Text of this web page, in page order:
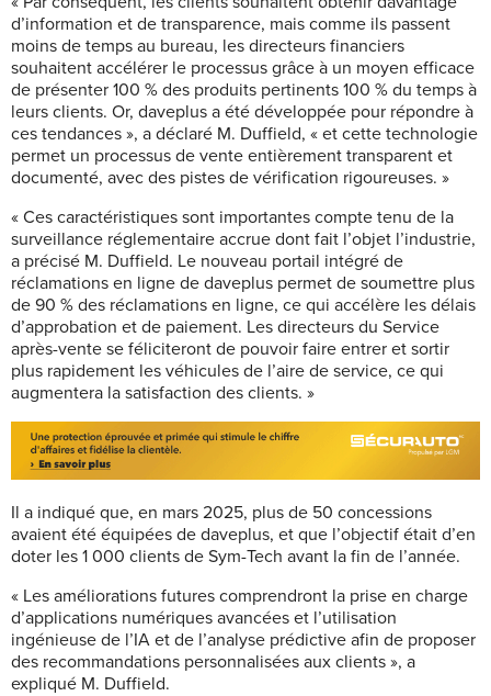
d’information et de transparence, mais comme ils passent
moins de temps au bureau, les directeurs financiers
souhaitent accélérer le processus grâce à un moyen efficace
de présenter 100 % des produits pertinents 100 % du temps à
leurs clients. Or, daveplus a été développée pour répondre à
ces tendances », a déclaré M. Duffield, « et cette technologie
permet un processus de vente entièrement transparent et
documenté, avec des pistes de vérification rigoureuses. »
« Ces caractéristiques sont importantes compte tenu de la
surveillance réglementaire accrue dont fait l’objet l’industrie,
a précisé M. Duffield. Le nouveau portail intégré de
réclamations en ligne de daveplus permet de soumettre plus
de 90 % des réclamations en ligne, ce qui accélère les délais
d’approbation et de paiement. Les directeurs du Service
après-vente se féliciteront de pouvoir faire entrer et sortir
plus rapidement les véhicules de l’aire de service, ce qui
augmentera la satisfaction des clients. »
Il a indiqué que, en mars 2025, plus de 50 concessions
avaient été équipées de daveplus, et que l’objectif était d’en
doter les 1 000 clients de Sym-Tech avant la fin de l’année.
« Les améliorations futures comprendront la prise en charge
d’applications numériques avancées et l’utilisation
ingénieuse de l’IA et de l’analyse prédictive afin de proposer
des recommandations personnalisées aux clients », a
expliqué M. Duffield.